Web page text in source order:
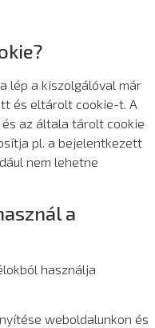
lép a kiszolgálóval már
és eltárolt cookie-t. A
az általa tárolt cookie
pl. a bejelentkezett
nem lehetne
a
használja
weboldalunkon és